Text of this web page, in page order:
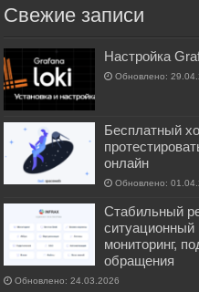
Свежие записи
Настройка
Обновлено:
Бесплатный
онлайн
Обновлено:
Стабильный
мониторинг,
обращения
Обновлено: 24.03.2026